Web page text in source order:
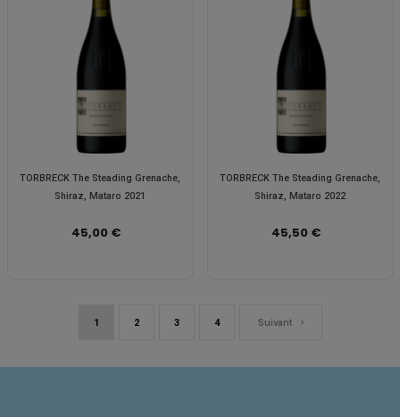
TORBRECK The Steading Grenache,
Shiraz, Mataro 2021
45,00 €
TORBRECK The Steading Grenache,
Shiraz, Mataro 2022
45,50 €
1 2 3 4 Suivant